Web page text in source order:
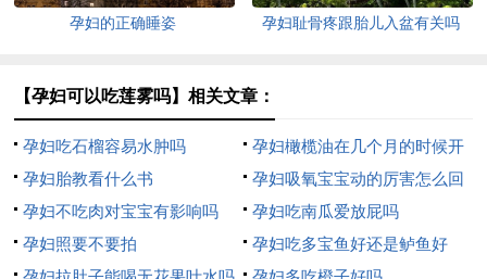
孕妇的正确睡姿 孕妇耻骨疼跟胎儿入盆有关吗
【孕妇可以吃莲雾吗】相关文章：
孕妇吃石榴容易水肿吗
孕妇橄榄油在几个月的时候开
始用
孕妇胎教看什么书
孕妇吸氧宝宝动的厉害怎么回
事
孕妇不吃肉对宝宝有影响吗
孕妇吃南瓜爱放屁吗
孕妇照要不要拍
孕妇吃多宝鱼好还是鲈鱼好